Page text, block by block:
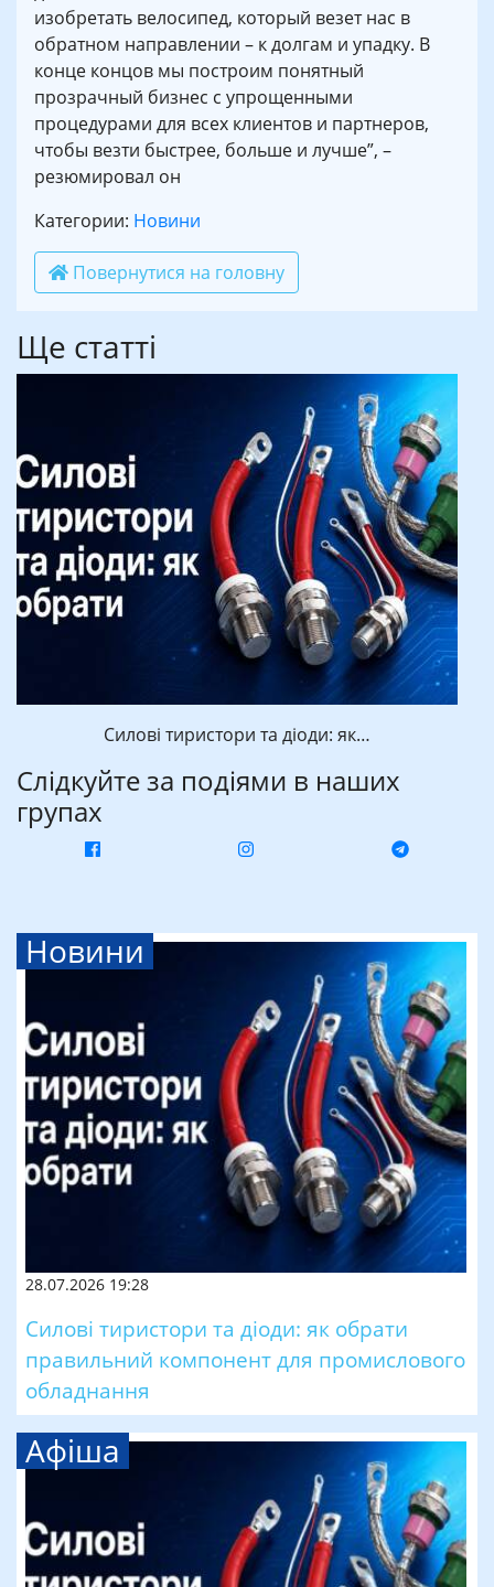
изобретать велосипед, который везет нас в
обратном направлении – к долгам и упадку. В
конце концов мы построим понятный
прозрачный бизнес с упрощенными
процедурами для всех клиентов и партнеров,
чтобы везти быстрее, больше и лучше”, –
резюмировал он
Категории: Новини
Повернутися на головну
Ще статті
Силові тиристори та діоди: як…
Слідкуйте за подіями в наших
групах
Новини
28.07.2026 19:28
Силові тиристори та діоди: як обрати
правильний компонент для промислового
обладнання
Афіша